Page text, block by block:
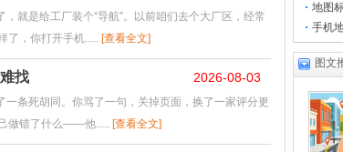
就是给工厂装个“导航”。以前咱们去个大厂区，经常
了，你打开手机..... [查看全文]
找 2026-08-03
条死胡同。你骂了一句，关掉页面，换了一家评分更
做错了什么——他..... [查看全文]
地图
手机
图文